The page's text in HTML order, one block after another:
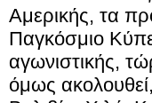
Αμερικής, τα
Παγκόσμιο
αγωνιστικής,
όμως